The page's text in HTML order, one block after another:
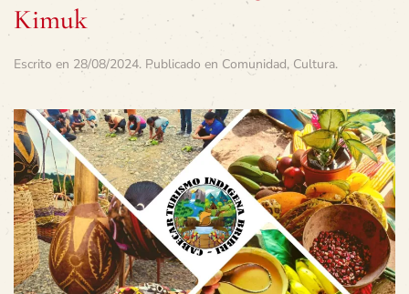
Kimuk
Escrito en 28/08/2024. Publicado en Comunidad, Cultura.